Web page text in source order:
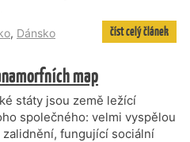
, Dánsko číst celý článek
map
státy jsou země ležící
společného: velmi vyspělou
fungující sociální